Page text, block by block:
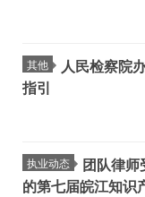
其他
人民检察院
指引
执业动态
团队律师
的第七届皖江知识